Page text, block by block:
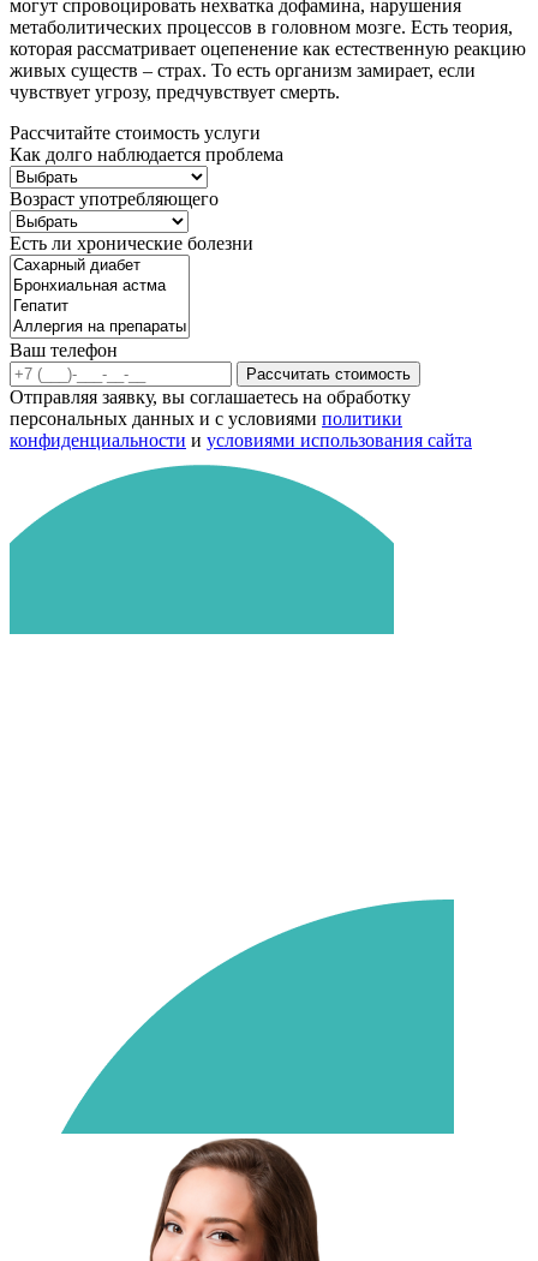
могут спровоцировать нехватка дофамина, нарушения
метаболитических процессов в головном мозге. Есть теория,
которая рассматривает оцепенение как естественную реакцию
живых существ – страх. То есть организм замирает, если
чувствует угрозу, предчувствует смерть.
Рассчитайте стоимость услуги
Как долго наблюдается проблема
Возраст употребляющего
Есть ли хронические болезни
Ваш телефон
Рассчитать стоимость
Отправляя заявку, вы соглашаетесь на обработку
персональных данных и с условиями политики
конфиденциальности и условиями использования сайта